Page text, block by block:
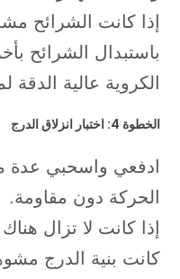
إذا كانت الشرائح
باستبدال الشرائح
الكروية عالية الدقة
الخطوة 4: اختبار انزلاق الدرج
ادفعي واسحبي عدة
الحركة دون مقاومة.
إذا كانت لا تزال
كانت بنية الدرج